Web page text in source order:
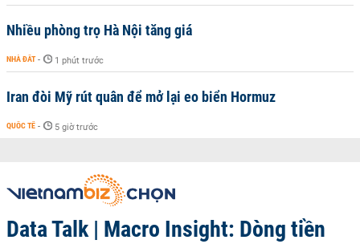
Nhiều phòng trọ Hà Nội tăng giá
NHÀ ĐẤT - 1 phút trước
Iran đòi Mỹ rút quân để mở lại eo biển Hormuz
QUỐC TẾ - 5 giờ trước
Data Talk | Macro Insight: Dòng tiền